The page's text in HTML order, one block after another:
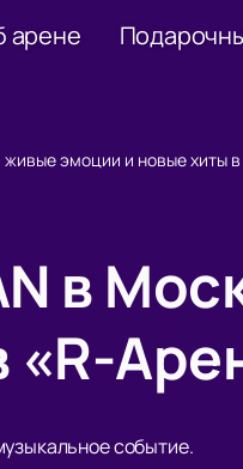
арене
эмоции и новые хиты
в
«R-
событие.